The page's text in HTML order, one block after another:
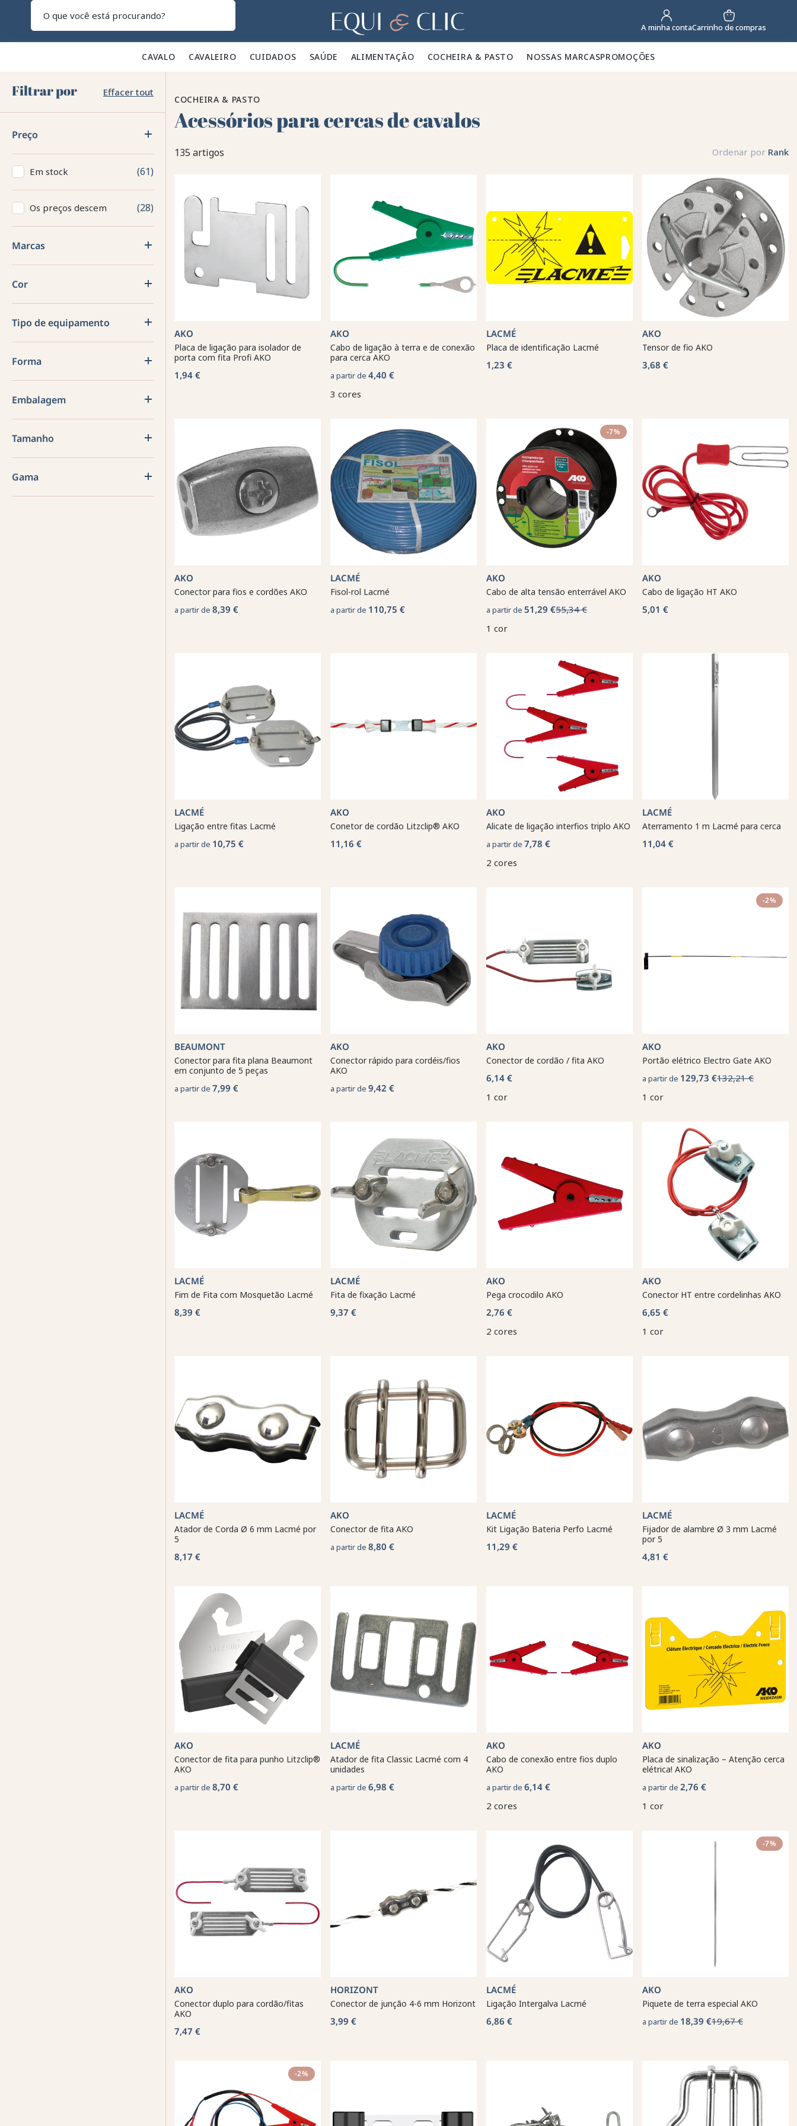
Lar A minha contaCarrinho de compras
CAVALO 🐎 CAVALEIRO 👕 CUIDADOS 🪮 SAÚDE ✨ ALIMENTAÇÃO 🥕 COCHEIRA & PASTO 🍃 NOSSAS MARCASPROMOÇÕES
Filtrar por Effacer tout
Preço
Em stock 61
Os preços descem 28
Marcas
Cor
Tipo de equipamento
Forma
Embalagem
Tamanho
Gama
COCHEIRA & PASTO
Acessórios para cercas de cavalos
135 artigos Ordenar por Rank
AKO
Placa de ligação para isolador de
porta com fita Profi AKO
1,94 €
AKO
Cabo de ligação à terra e de conexão
para cerca AKO
a partir de 4,40 €
3 cores
LACMÉ
Placa de identificação Lacmé
1,23 €
AKO
Tensor de fio AKO
3,68 €
AKO
Conector para fios e cordões AKO
a partir de 8,39 €
LACMÉ
Fisol-rol Lacmé
a partir de 110,75 €
-7%
AKO
Cabo de alta tensão enterrável AKO
a partir de 51,29 €55,34 €
1 cor
AKO
Cabo de ligação HT AKO
5,01 €
LACMÉ
Ligação entre fitas Lacmé
a partir de 10,75 €
AKO
Conetor de cordão Litzclip® AKO
11,16 €
AKO
Alicate de ligação interfios triplo AKO
a partir de 7,78 €
2 cores
LACMÉ
Aterramento 1 m Lacmé para cerca
11,04 €
BEAUMONT
Conector para fita plana Beaumont
em conjunto de 5 peças
a partir de 7,99 €
AKO
Conector rápido para cordéis/fios
AKO
a partir de 9,42 €
AKO
Conector de cordão / fita AKO
6,14 €
1 cor
-2%
AKO
Portão elétrico Electro Gate AKO
a partir de 129,73 €132,21 €
1 cor
LACMÉ
Fim de Fita com Mosquetão Lacmé
8,39 €
LACMÉ
Fita de fixação Lacmé
9,37 €
AKO
Pega crocodilo AKO
2,76 €
2 cores
AKO
Conector HT entre cordelinhas AKO
6,65 €
1 cor
LACMÉ
Atador de Corda Ø 6 mm Lacmé por
5
8,17 €
AKO
Conector de fita AKO
a partir de 8,80 €
LACMÉ
Kit Ligação Bateria Perfo Lacmé
11,29 €
LACMÉ
Fijador de alambre Ø 3 mm Lacmé
por 5
4,81 €
AKO
Conector de fita para punho Litzclip®
AKO
a partir de 8,70 €
LACMÉ
Atador de fita Classic Lacmé com 4
unidades
a partir de 6,98 €
AKO
Cabo de conexão entre fios duplo
AKO
a partir de 6,14 €
2 cores
AKO
Placa de sinalização – Atenção cerca
elétrica! AKO
a partir de 2,76 €
1 cor
AKO
Conector duplo para cordão/fitas
AKO
7,47 €
HORIZONT
Conector de junção 4-6 mm Horizont
3,99 €
LACMÉ
Ligação Intergalva Lacmé
6,86 €
-7%
AKO
Piquete de terra especial AKO
a partir de 18,39 €19,67 €
-2%